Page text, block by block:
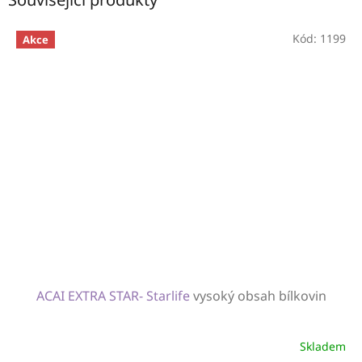
Akce
ACAI EXTRA STAR- Starlifevysoký obsah bílkovin
Skladem
Kód: 1199